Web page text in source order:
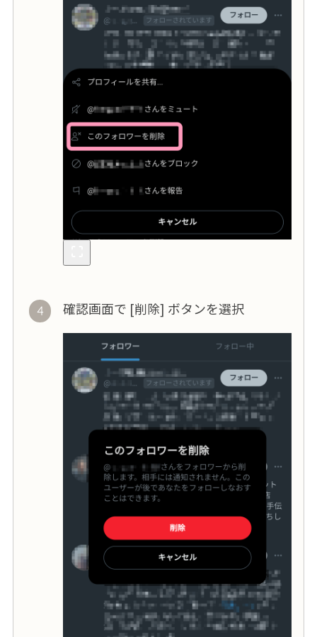
確認画面で [削除] ボタンを選択